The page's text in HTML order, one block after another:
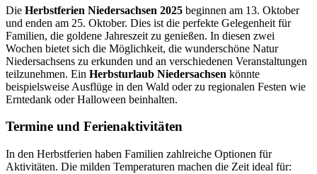
Die Herbstferien Niedersachsen 2025 beginnen am 13. Oktober
und enden am 25. Oktober. Dies ist die perfekte Gelegenheit für
Familien, die goldene Jahreszeit zu genießen. In diesen zwei
Wochen bietet sich die Möglichkeit, die wunderschöne Natur
Niedersachsens zu erkunden und an verschiedenen Veranstaltungen
teilzunehmen. Ein Herbsturlaub Niedersachsen könnte
beispielsweise Ausflüge in den Wald oder zu regionalen Festen wie
Erntedank oder Halloween beinhalten.
Termine und Ferienaktivitäten
In den Herbstferien haben Familien zahlreiche Optionen für
Aktivitäten. Die milden Temperaturen machen die Zeit ideal für: